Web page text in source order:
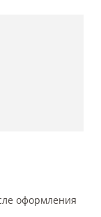
оформления